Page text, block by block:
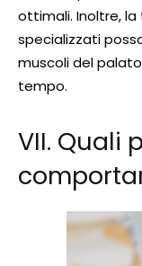
ottimali. Inoltre, la
specializzati
muscoli del
tempo.
VII. Quali